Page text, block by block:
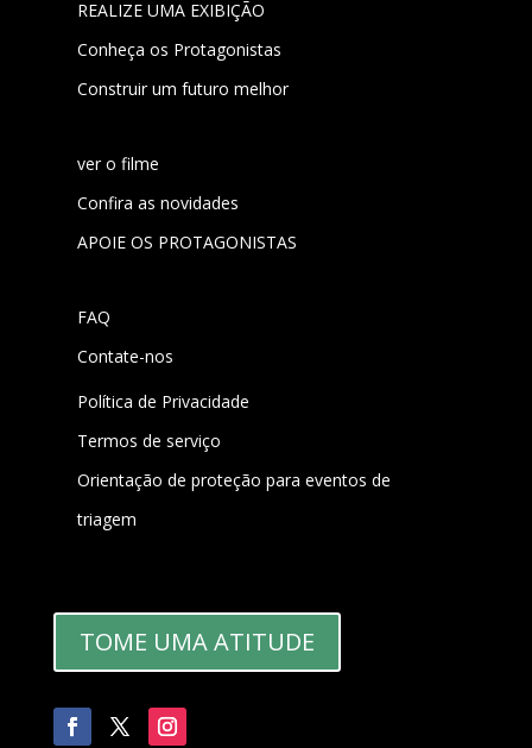
REALIZE UMA EXIBIÇÃO
Conheça os Protagonistas
Construir um futuro melhor
ver o filme
Confira as novidades
APOIE OS PROTAGONISTAS
FAQ
Contate-nos
Política de Privacidade
Termos de serviço
Orientação de proteção para eventos de
triagem
TOME UMA ATITUDE